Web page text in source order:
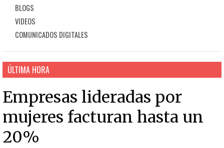
BLOGS
VIDEOS
COMUNICADOS DIGITALES
ÚLTIMA HORA
Empresas lideradas por
mujeres facturan hasta un
20%